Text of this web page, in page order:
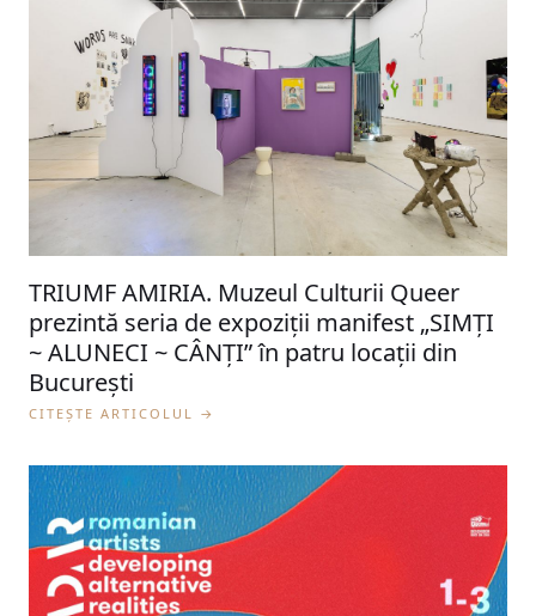
TRIUMF AMIRIA. Muzeul Culturii Queer
prezintă seria de expoziții manifest „SIMȚI
~ ALUNECI ~ CÂNȚI” în patru locații din
București
CITEȘTE ARTICOLUL →